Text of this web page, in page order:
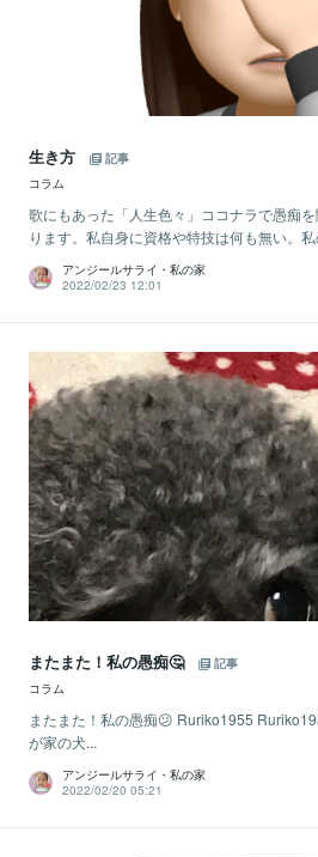
生き方
記事
コラム
歌にもあった「人生色々」ココナラで愚痴
ります。私自身に資格や特技は何も無い。
アンジールサライ・私の家
2022/02/23 12:01
またまた！私の愚痴🤔
記事
コラム
またまた！私の愚痴😕 Ruriko1955
が家の犬...
アンジールサライ・私の家
2022/02/20 05:21